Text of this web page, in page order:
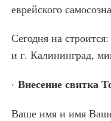
еврейского
Сегодня на
и г. Калининград,
· Внесение свитка
Ваше имя и имя